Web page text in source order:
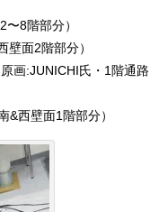
8階部分）
壁面2階部分）
原画:JUNICHI氏・1階通路
&西壁面1階部分）